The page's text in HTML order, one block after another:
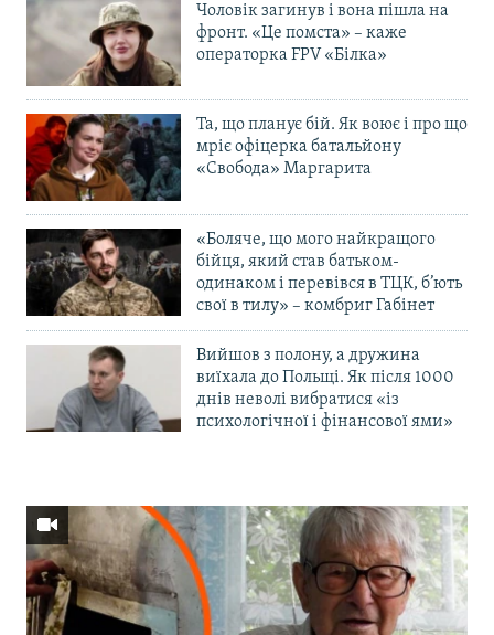
Чоловік загинув і вона пішла на
фронт. «Це помста» – каже
операторка FPV «Білка»
Та, що планує бій. Як воює і про що
мріє офіцерка батальйону
«Свобода» Маргарита
«Боляче, що мого найкращого
бійця, який став батьком-
одинаком і перевівся в ТЦК, б’ють
свої в тилу» – комбриг Габінет
Вийшов з полону, а дружина
виїхала до Польщі. Як після 1000
днів неволі вибратися «із
психологічної і фінансової ями»